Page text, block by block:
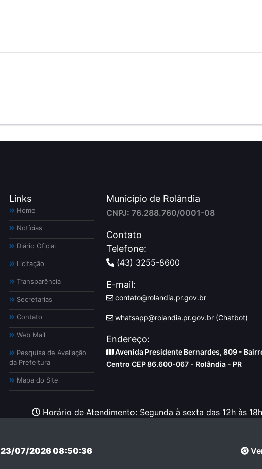
Links
Home
Notícias
Diário Oficial
Licitação
Transparência
Secretarias
Contato
Web Mail
Pesquisa de Avaliação
da Prefeitura
Mapa do Site
Município de Rolândia
CNPJ: 76.288.760/0001-08
Contato
Telefone:
(43) 3255-8600
E-mail:
contato@rolandia.pr.gov.br
whatsapp@rolandia.pr.gov.br (Chatbot)
Endereço:
Avenida Presidente Bernardes, 809 -
Centro CEP 86.600-067 - Rolândia - PR
Horário de Atendimento: Segunda à sexta das 12h às
23/07/2026 08:50:36